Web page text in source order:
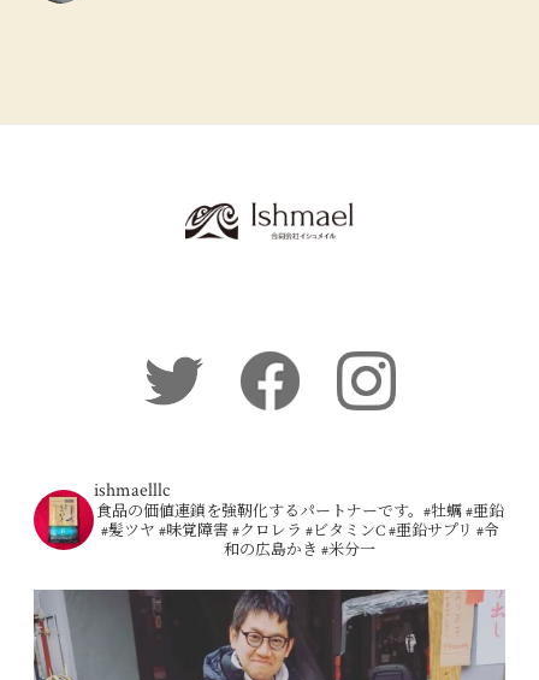
ishmaelllc
食品の価値連鎖を強靭化するパートナーです。#牡蠣 #亜鉛
#髪ツヤ #味覚障害 #クロレラ #ビタミンC #亜鉛サプリ #令
和の広島かき #米分一